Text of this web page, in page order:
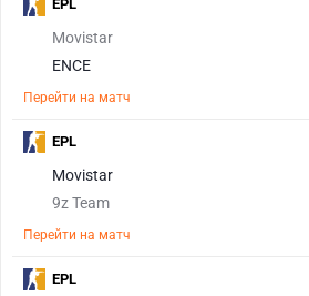
Movistar
ENCE
Перейти на матч
EPL
Movistar
9z Team
Перейти на матч
EPL
EPL